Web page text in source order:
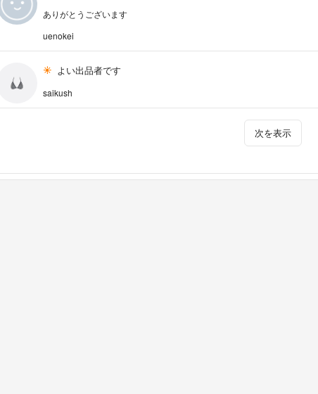
ありがとうございます
uenokei
よい出品者です
saikush
次を表示